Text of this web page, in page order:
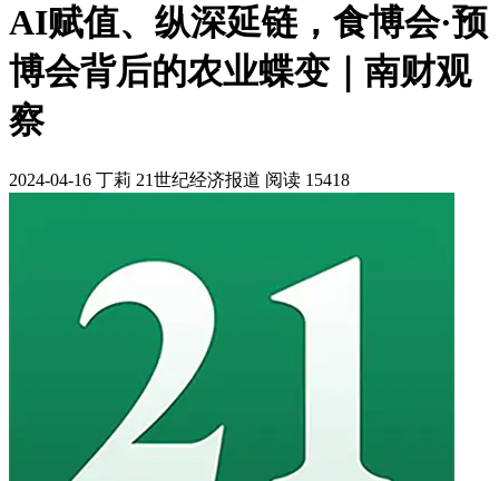
AI赋值、纵深延链，食博会·预
博会背后的农业蝶变｜南财观
察
2024-04-16 丁莉 21世纪经济报道 阅读 15418